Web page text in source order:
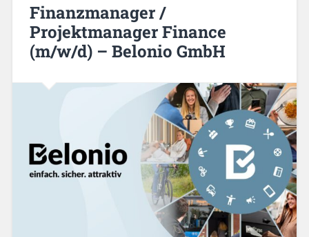
Finanzmanager /
Projektmanager Finance
(m/w/d) – Belonio GmbH